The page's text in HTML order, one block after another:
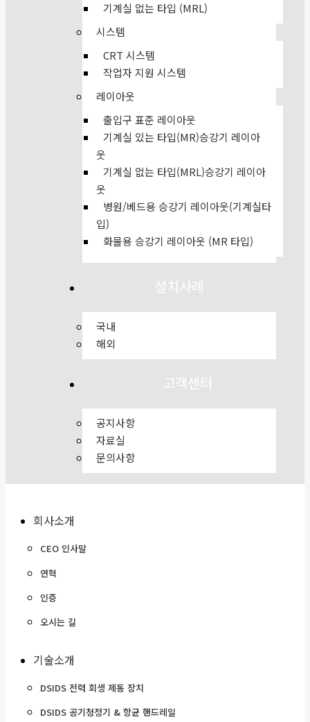
기계실 없는 타입 (MRL)
시스템
CRT 시스템
작업자 지원 시스템
레이아웃
출입구 표준 레이아웃
기계실 있는 타입(MR)승강기 레이아
웃
기계실 없는 타입(MRL)승강기 레이아
웃
병원/베드용 승강기 레이아웃(기계실타
입)
화물용 승강기 레이아웃 (MR 타입)
설치사례
국내
해외
고객센터
공지사항
자료실
문의사항
회사소개
CEO 인사말
연혁
인증
오시는 길
기술소개
DSIDS 전력 회생 제동 장치
DSIDS 공기청정기 & 항균 핸드레일